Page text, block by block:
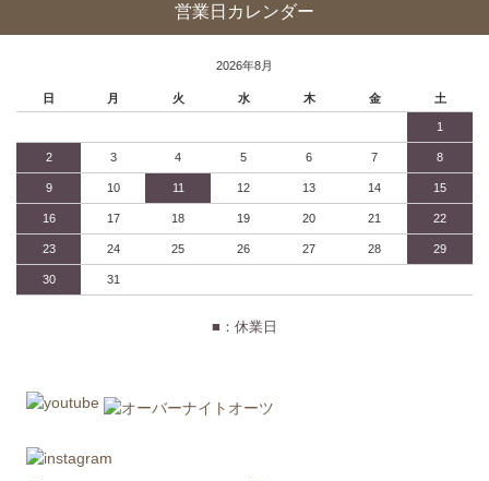
営業日カレンダー
2026年8月
日 月 火 水 木 金 土
1
2 3 4 5 6 7 8
9 10 11 12 13 14 15
16 17 18 19 20 21 22
23 24 25 26 27 28 29
30 31
■：休業日